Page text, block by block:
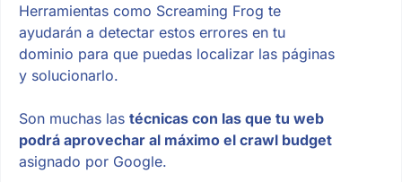
Herramientas como Screaming Frog te
ayudarán a detectar estos errores en tu
dominio para que puedas localizar las páginas
y solucionarlo.
Son muchas las técnicas con las que tu web
podrá aprovechar al máximo el crawl budget
asignado por Google.